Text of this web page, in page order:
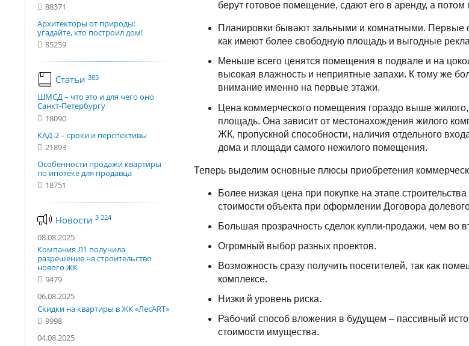
88371
Архитекторы от природы:
угадайте, кто построил дом!
85259
Статьи 383
ШМСД – что это и для чего оно
Санкт-Петербургу
18090
КАД-2 – сроки и перспективы
21893
Особенности продажи квартиры
по ипотеке для продавца
18751
Новости 3 224
08.08.2025
Компания Л1 получила
разрешение на строительство
нового ЖК
9479
06.08.2025
Скидки на квартиры в ЖК «ЛесART»
9998
04.08.2025
берут готовое помещение, сдают его в аренду, а потом
Планировки бывают зальными и комнатными. Первые
как имеют более свободную площадь и выгодные
Меньше всего ценятся помещения в подвале и на
высокая влажность и неприятные запахи. К тому же
внимание именно на первые этажи.
Цена коммерческого помещения гораздо выше
площадь. Она зависит от местонахождения жилого
ЖК, пропускной способности, наличия отдельного
дома и площади самого нежилого помещения.
Теперь выделим основные плюсы приобретения
Более низкая цена при покупке на этапе
стоимости объекта при оформлении Договора
Большая прозрачность сделок купли-продажи, чем во
Огромный выбор разных проектов.
Возможность сразу получить посетителей, так как
комплексе.
Низки й уровень риска.
Рабочий способ вложения в будущем – пассивный
стоимости имущества.